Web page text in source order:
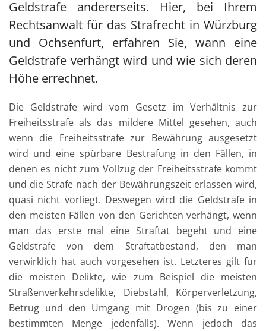
Geldstrafe andererseits. Hier, bei Ihrem
Rechtsanwalt für das Strafrecht in Würzburg
und Ochsenfurt, erfahren Sie, wann eine
Geldstrafe verhängt wird und wie sich deren
Höhe errechnet.
Die Geldstrafe wird vom Gesetz im Verhältnis zur
Freiheitsstrafe als das mildere Mittel gesehen, auch
wenn die Freiheitsstrafe zur Bewährung ausgesetzt
wird und eine spürbare Bestrafung in den Fällen, in
denen es nicht zum Vollzug der Freiheitsstrafe kommt
und die Strafe nach der Bewährungszeit erlassen wird,
quasi nicht vorliegt. Deswegen wird die Geldstrafe in
den meisten Fällen von den Gerichten verhängt, wenn
man das erste mal eine Straftat begeht und eine
Geldstrafe von dem Straftatbestand, den man
verwirklich hat auch vorgesehen ist. Letzteres gilt für
die meisten Delikte, wie zum Beispiel die meisten
Straßenverkehrsdelikte, Diebstahl, Körperverletzung,
Betrug und den Umgang mit Drogen (bis zu einer
bestimmten Menge jedenfalls). Wenn jedoch das